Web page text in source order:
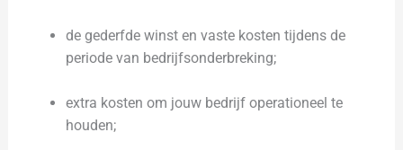
de gederfde winst en vaste kosten tijdens de
periode van bedrijfsonderbreking;
extra kosten om jouw bedrijf operationeel te
houden;